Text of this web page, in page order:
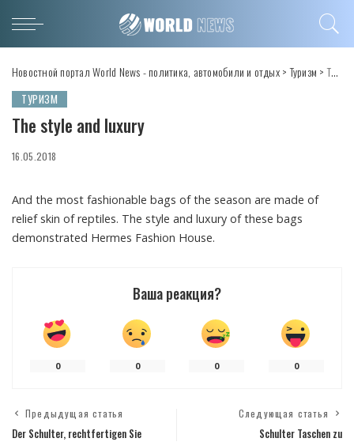
Новостной портал World News - политика, автомобили и отдых>Туризм >The style and luxury
ТУРИЗМ
The style and luxury
16.05.2018
And the most fashionable bags of the season are made of
relief skin of reptiles. The style and luxury of these bags
demonstrated Hermes Fashion House.
Ваша реакция?
0 0 0 0
Предыдущая статья
Der Schulter, rechtfertigen Sie
Следующая статья
Schulter Taschen zu